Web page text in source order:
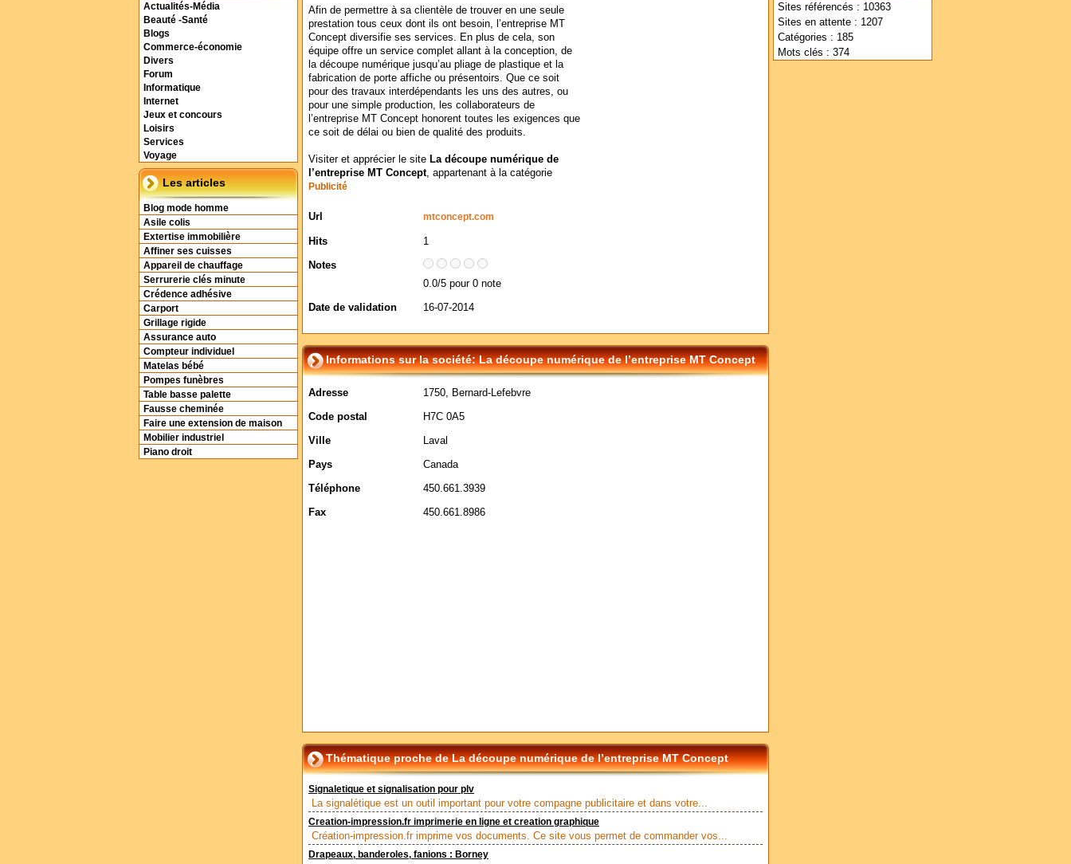
Actualités-Média
Beauté -Santé
Blogs
Commerce-économie
Divers
Forum
Informatique
Internet
Jeux et concours
Loisirs
Services
Voyage
Les articles
Blog mode homme
Asile colis
Extertise immobilière
Affiner ses cuisses
Appareil de chauffage
Serrurerie clés minute
Crédence adhésive
Carport
Grillage rigide
Assurance auto
Compteur individuel
Matelas bébé
Pompes funèbres
Table basse palette
Fausse cheminée
Faire une extension de maison
Mobilier industriel
Piano droit
Sites référencés : 10363
Sites en attente : 1207
Catégories : 185
Mots clés : 374
Afin de permettre à sa clientèle de trouver en une seule
prestation tous ceux dont ils ont besoin, l’entreprise MT
Concept diversifie ses services. En plus de cela, son
équipe offre un service complet allant à la conception, de
la découpe numérique jusqu’au pliage de plastique et la
fabrication de porte affiche ou présentoirs. Que ce soit
pour des travaux interdépendants les uns des autres, ou
pour une simple production, les collaborateurs de
l’entreprise MT Concept honorent toutes les exigences que
ce soit de délai ou bien de qualité des produits.
Visiter et apprécier le site La découpe numérique de
l’entreprise MT Concept, appartenant à la catégorie
Publicité
Url mtconcept.com
Hits
1
Notes
0.0/5 pour 0 note
Date de validation
16-07-2014
Informations sur la société: La découpe numérique de l’entreprise MT Concept
Adresse
1750, Bernard-Lefebvre
Code postal
H7C 0A5
Ville
Laval
Pays
Canada
Téléphone
450.661.3939
Fax
450.661.8986
Thématique proche de La découpe numérique de l’entreprise MT Concept
Signaletique et signalisation pour plv
La signalétique est un outil important pour votre compagne publicitaire et dans votre...
Creation-impression.fr imprimerie en ligne et creation graphique
Création-impression.fr imprime vos documents. Ce site vous permet de commander vos...
Drapeaux, banderoles, fanions : Borney